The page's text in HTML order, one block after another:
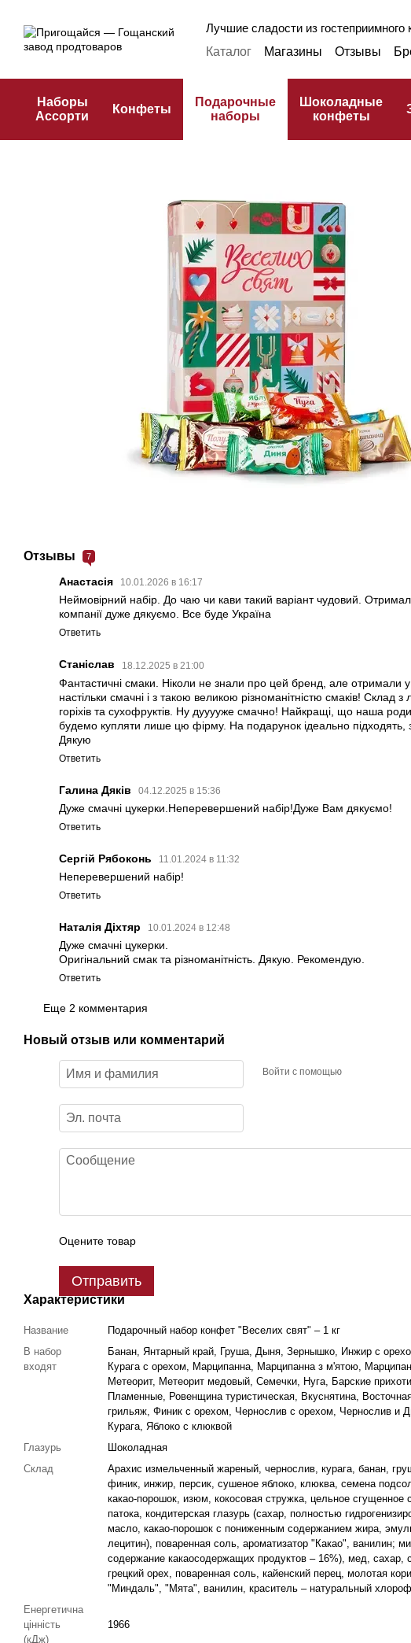
Лучшие сладости из
Каталог
Магазины Отзывы
Публичная оферта
Наборы
Ассорти
Конфеты
Подарочные
наборы
Шоколадные
конфеты
Отзывы 7
Анастасія 10.01.2026 в 16:17
Неймовірний набір. До чаю чи кави такий варіант чудовий.
компанії дуже дякуємо. Все буде Україна
Ответить
Станіслав 18.12.2025 в 21:00
Фантастичні смаки. Ніколи не знали про цей бренд, але отримали
настільки смачні і з такою великою різноманітністю смаків! Склад
горіхів та сухофруктів. Ну дууууже смачно! Найкращі, що наша
будемо купляти лише цю фірму. На подарунок ідеально підходять,
Дякую
Ответить
Галина Дяків 04.12.2025 в 15:36
Дуже смачні цукерки.Неперевершений набір!Дуже Вам дякуємо!
Ответить
Сергій Рябоконь 11.01.2024 в 11:32
Неперевершений набір!
Ответить
Наталія Діхтяр 10.01.2024 в 12:48
Дуже смачні цукерки.
Оригінальний смак та різноманітність. Дякую. Рекомендую.
Ответить
Еще 2 комментария
Новый отзыв или комментарий
Войти с помощью
Оцените товар
Отправить
Характеристики
Название
Подарочный набор конфет "Веселих свят" – 1 кг
В набор
входят
Банан, Янтарный край, Груша, Дыня, Зернышко, Инжир с
Курага с орехом, Марципанна, Марципанна з м'ятою,
Метеорит, Метеорит медовый, Семечки, Нуга, Барские
Пламенные, Ровенщина туристическая, Вкуснятина,
грильяж, Финик с орехом, Чернослив с орехом, Чернослив и
Курага, Яблоко с клюквой
Глазурь
Шоколадная
Склад
Арахис измельченный жареный, чернослив, курага, банан,
финик, инжир, персик, сушеное яблоко, клюква, семена
какао-порошок, изюм, кокосовая стружка, цельное сгущенное
патока, кондитерская глазурь (сахар, полностью
масло, какао-порошок с пониженным содержанием жира,
лецитин), поваренная соль, ароматизатор "Какао", ванилин;
содержание какаосодержащих продуктов – 16%), мед, сахар,
грецкий орех, поваренная соль, кайенский перец, молотая
"Миндаль", "Мята", ванилин, краситель – натуральный
Енергетична
цінність
(кДж)
1966